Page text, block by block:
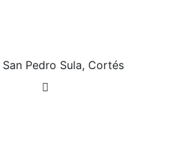
San Pedro Sula, Cortés